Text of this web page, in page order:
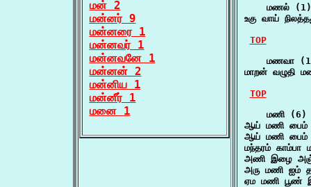
மன் 2
மன்னர் 9
மன்னரை 1
மன்னவர் 1
மன்னவனே 1
மன்னன் 2
மன்னிய 1
மன்னீர் 1
மனை 1
    மணல் (1)
உகு வாய்
TOP
மணவா
மாறன் வழுதி
TOP
    மணி (6)
ஆய் மணி பைம்
ஆய் மணி பைம்
மந்தரம் காம்பா
அணி இழை
அரு மணி ஐம்
ஏம மணி பூண்